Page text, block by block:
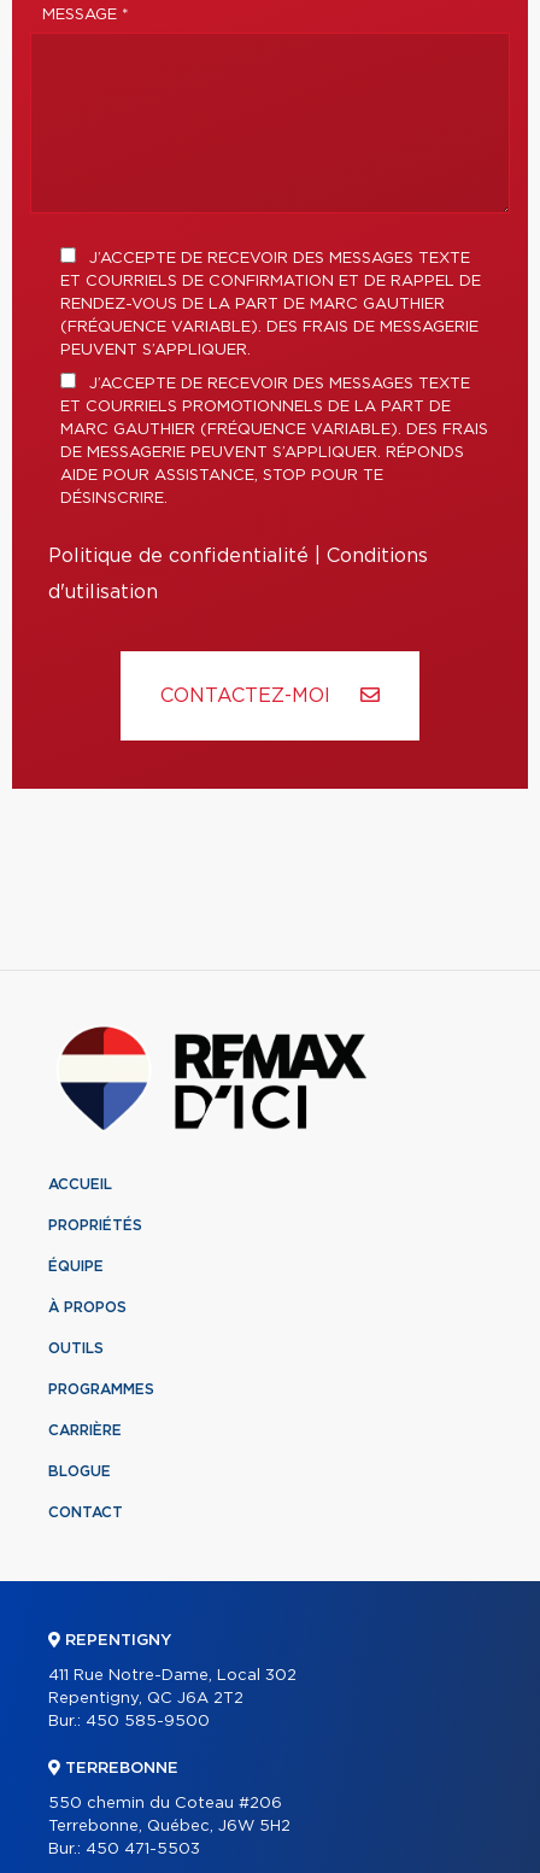
MESSAGE *
J’ACCEPTE DE RECEVOIR DES MESSAGES TEXTE
ET COURRIELS DE CONFIRMATION ET DE RAPPEL DE
RENDEZ-VOUS DE LA PART DE MARC GAUTHIER
(FRÉQUENCE VARIABLE). DES FRAIS DE MESSAGERIE
PEUVENT S’APPLIQUER.
J’ACCEPTE DE RECEVOIR DES MESSAGES TEXTE
ET COURRIELS PROMOTIONNELS DE LA PART DE
MARC GAUTHIER (FRÉQUENCE VARIABLE). DES FRAIS
DE MESSAGERIE PEUVENT S’APPLIQUER. RÉPONDS
AIDE POUR ASSISTANCE, STOP POUR TE
DÉSINSCRIRE.
Politique de confidentialité
Conditions
d'utilisation
CONTACTEZ-MOI
ACCUEIL
PROPRIÉTÉS
ÉQUIPE
À PROPOS
OUTILS
PROGRAMMES
CARRIÈRE
BLOGUE
CONTACT
REPENTIGNY
411 Rue Notre-Dame, Local 302
Repentigny, QC J6A 2T2
Bur.: 450 585-9500
TERREBONNE
550 chemin du Coteau #206
Terrebonne, Québec, J6W 5H2
Bur.: 450 471-5503